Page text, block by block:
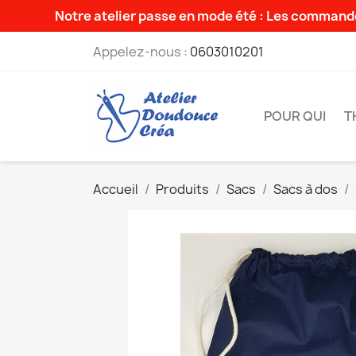
Notre atelier passe en mode été : Les
Appelez-nous : 0603010201
POUR QUI
Accueil Produits Sacs Sacs à dos